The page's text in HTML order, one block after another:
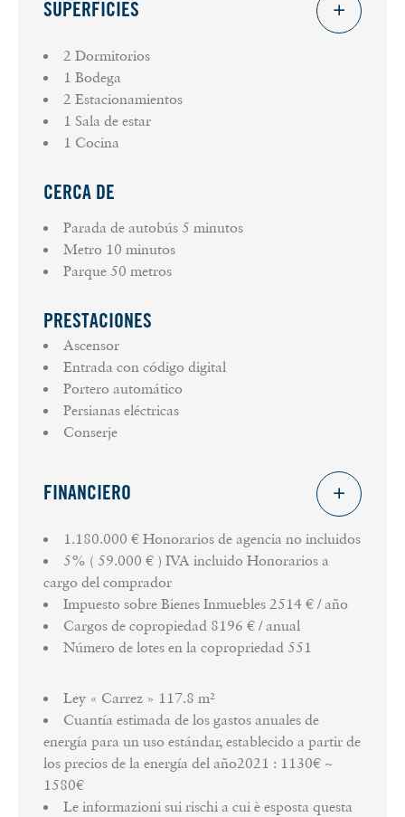
SUPERFICIES
2 Dormitorios
1 Bodega
2 Estacionamientos
1 Sala de estar
1 Cocina
CERCA DE
Parada de autobús 5 minutos
Metro 10 minutos
Parque 50 metros
PRESTACIONES
Ascensor
Entrada con código digital
Portero automático
Persianas eléctricas
Conserje
FINANCIERO
1.180.000 € Honorarios de agencia no incluidos
5% ( 59.000 € ) IVA incluido Honorarios a
cargo del comprador
Impuesto sobre Bienes Inmuebles 2514 € / año
Cargos de copropiedad 8196 € / anual
Número de lotes en la copropriedad 551
Ley « Carrez » 117.8 m²
Cuantía estimada de los gastos anuales de
energía para un uso estándar, establecido a partir de
los precios de la energía del año2021 : 1130€ ~
1580€
Le informazioni sui rischi a cui è esposta questa